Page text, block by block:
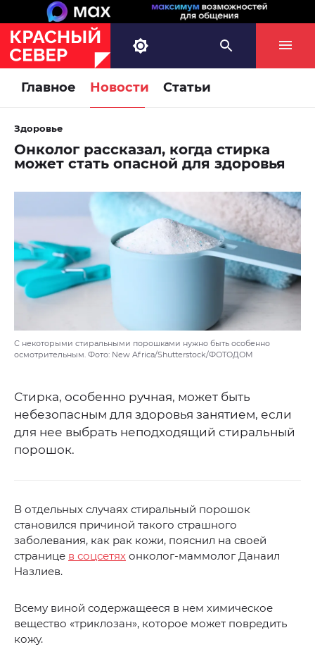
Главное Новости Статьи
Здоровье
Онколог рассказал, когда стирка
может стать опасной для здоровья
С некоторыми стиральными порошками нужно быть особенно
осмотрительным. Фото: New Africa/Shutterstock/ФОТОДОМ
Стирка, особенно ручная, может быть
небезопасным для здоровья занятием, если
для нее выбрать неподходящий стиральный
порошок.
В отдельных случаях стиральный порошок
становился причиной такого страшного
заболевания, как рак кожи, пояснил на своей
странице в соцсетях онколог-маммолог Данаил
Назлиев.
Всему виной содержащееся в нем химическое
вещество «триклозан», которое может повредить
кожу.